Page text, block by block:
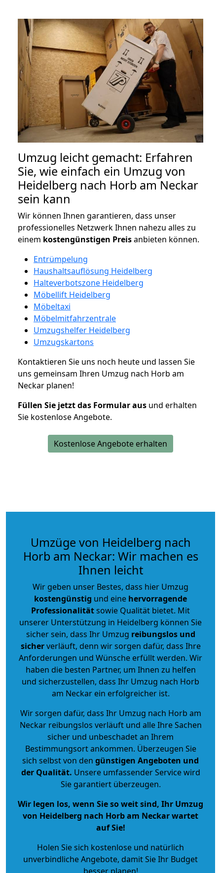
Umzug leicht gemacht: Erfahren
Sie, wie einfach ein Umzug von
Heidelberg nach Horb am Neckar
sein kann
Wir können Ihnen garantieren, dass unser
professionelles Netzwerk Ihnen nahezu alles zu
einem kostengünstigen Preisanbieten können.
Entrümpelung
Haushaltsauflösung Heidelberg
Halteverbotszone Heidelberg
Möbellift Heidelberg
Möbeltaxi
Möbelmitfahrzentrale
Umzugshelfer Heidelberg
Umzugskartons
Kontaktieren Sie uns noch heute und lassen Sie
uns gemeinsam Ihren Umzug nach Horb am
Neckar planen!
Füllen Sie jetzt das Formular aus und erhalten
Sie kostenlose Angebote.
Kostenlose Angebote erhalten
Umzüge von Heidelberg nach
Horb am Neckar: Wir machen es
Ihnen leicht
Wir geben unser Bestes, dass hier Umzug
kostengünstig und eine hervorragende
Professionalitätsowie Qualität bietet. Mit
unserer Unterstützung in Heidelberg können Sie
sicher sein, dass Ihr Umzug reibungslos und
sicherverläuft, denn wir sorgen dafür, dass Ihre
Anforderungen und Wünsche erfüllt werden. Wir
haben die besten Partner, um Ihnen zu helfen
und sicherzustellen, dass Ihr Umzug nach Horb
am Neckar ein erfolgreicher ist.
Wir sorgen dafür, dass Ihr Umzug nach Horb am
Neckar reibungslos verläuft und alle Ihre Sachen
sicher und unbeschadet an Ihrem
Bestimmungsort ankommen. Überzeugen Sie
sich selbst von den günstigen Angeboten und
der Qualität. Unsere umfassender Service wird
Sie garantiert überzeugen.
Wir legen los, wenn Sie so weit sind, Ihr Umzug
von Heidelberg nach Horb am Neckar wartet
auf Sie!
Holen Sie sich kostenlose und natürlich
unverbindliche Angebote, damit Sie Ihr Budget
besser planen!